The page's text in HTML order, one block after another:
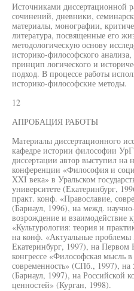
Источниками диссертационной
сочинений, дневники,
материалы, монографии,
литература, посвященные его
методологическую основу
историко-философского
принцип логического и
подход. В процессе работы
историко-философские методы.
12
АПРОБАЦИЯ РАБОТЫ
Материалы диссертационного
кафедре истории философии
диссертации автор выступил на
конференции «Философия и
XXI века» в Уральском
университете (Екатеринбург,
практ. конф. «Православие,
(Барнаул, 1996), на межд.
возрождение и взаимодействие
«Культурология: теория и
на конф. «Актуальные проблемы
Екатеринбург, 1997), на Первом
конгрессе «Философская мысль
современность» (СПб., 1997),
(Барнаул, 1997), на Российской
ценностей» (Курган, 1998).